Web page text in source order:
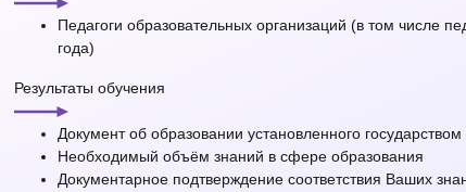
Педагоги образовательных организаций (в том числе
года)
Результаты обучения
Документ об образовании установленного
Необходимый объём знаний в сфере образования
Документарное подтверждение соответствия Ваших